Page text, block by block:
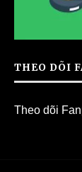
THEO DÕI
Theo dõi